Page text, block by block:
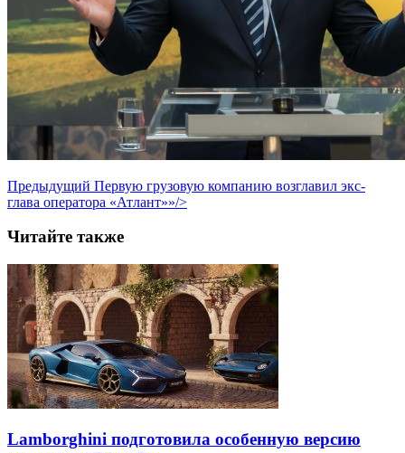
Предыдущий Первую грузовую компанию возглавил экс-
глава оператора «Атлант»»/>
Читайте также
Lamborghini подготовила особенную версию